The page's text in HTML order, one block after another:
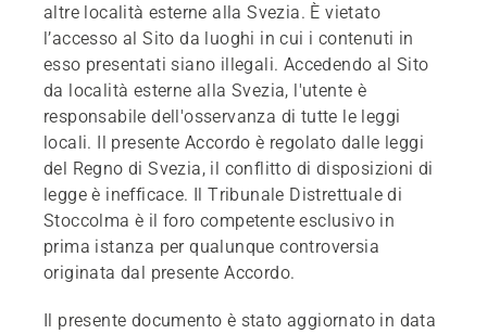
altre località esterne alla Svezia. È vietato
l’accesso al Sito da luoghi in cui i contenuti in
esso presentati siano illegali. Accedendo al Sito
da località esterne alla Svezia, l'utente è
responsabile dell'osservanza di tutte le leggi
locali. Il presente Accordo è regolato dalle leggi
del Regno di Svezia, il conflitto di disposizioni di
legge è inefficace. Il Tribunale Distrettuale di
Stoccolma è il foro competente esclusivo in
prima istanza per qualunque controversia
originata dal presente Accordo.
Il presente documento è stato aggiornato in data